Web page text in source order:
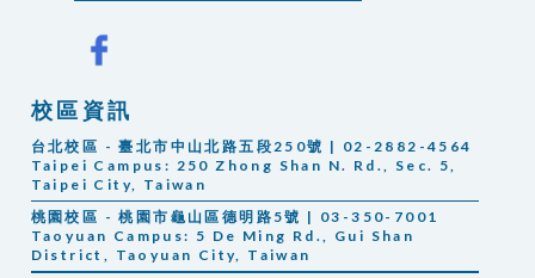
校區資訊
台北校區 - 臺北市中山北路五段250號 | 02-2882-4564
Taipei Campus: 250 Zhong Shan N. Rd., Sec. 5,
Taipei City, Taiwan
桃園校區 - 桃園市龜山區德明路5號 | 03-350-7001
Taoyuan Campus: 5 De Ming Rd., Gui Shan
District, Taoyuan City, Taiwan